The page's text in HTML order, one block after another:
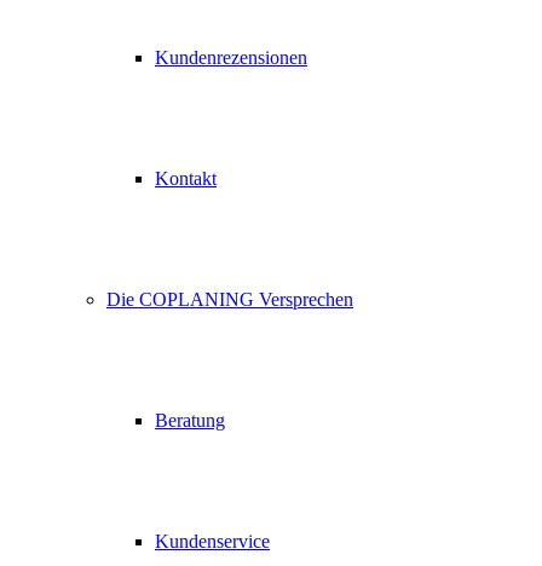
Kundenrezensionen
Kontakt
Die COPLANING Versprechen
Beratung
Kundenservice